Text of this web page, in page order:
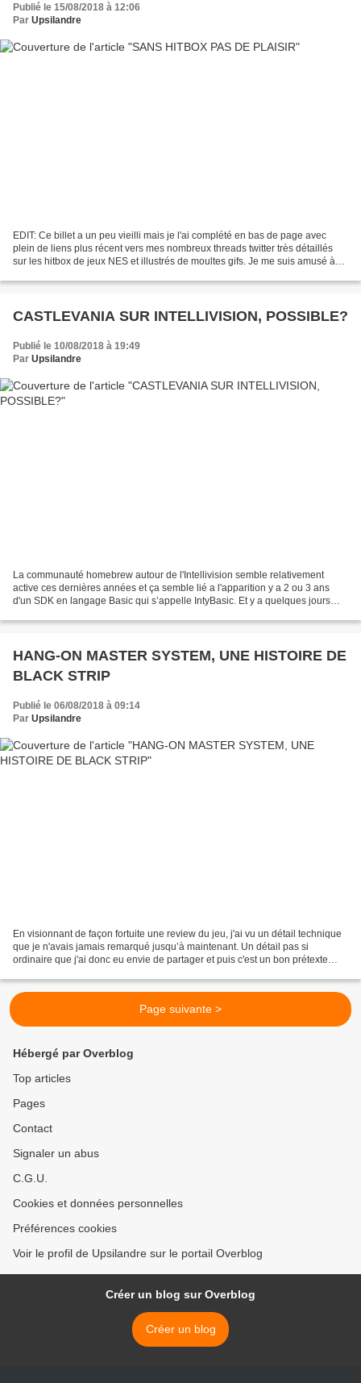
Publié le 15/08/2018 à 12:06
Par Upsilandre
EDIT: Ce billet a un peu vieilli mais je l'ai complété en bas de page avec
plein de liens plus récent vers mes nombreux threads twitter très détaillés
sur les hitbox de jeux NES et illustrés de moultes gifs. Je me suis amusé à
CASTLEVANIA SUR INTELLIVISION, POSSIBLE?
Publié le 10/08/2018 à 19:49
Par Upsilandre
La communauté homebrew autour de l'Intellivision semble relativement
active ces dernières années et ça semble lié a l'apparition y a 2 ou 3 ans
d'un SDK en langage Basic qui s’appelle IntyBasic. Et y a quelques jours
HANG-ON MASTER SYSTEM, UNE HISTOIRE DE
BLACK STRIP
Publié le 06/08/2018 à 09:14
Par Upsilandre
En visionnant de façon fortuite une review du jeu, j'ai vu un détail technique
que je n'avais jamais remarqué jusqu’à maintenant. Un détail pas si
ordinaire que j'ai donc eu envie de partager et puis c'est un bon prétexte
Page suivante >
Hébergé par Overblog
Top articles
Pages
Contact
Signaler un abus
C.G.U.
Cookies et données personnelles
Préférences cookies
Voir le profil de Upsilandre sur le portail Overblog
Créer un blog sur Overblog
Créer un blog